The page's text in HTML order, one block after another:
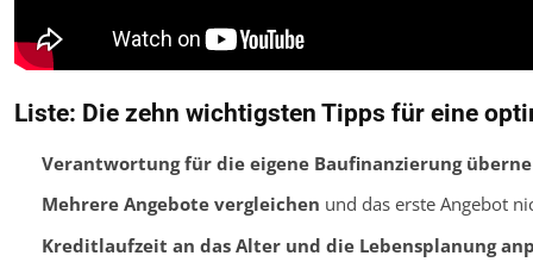
Liste: Die zehn wichtigsten Tipps für eine
Verantwortung für die eigene Baufinanzierung
Mehrere Angebote vergleichen und das erste Angebot
Kreditlaufzeit an das Alter und die Lebensplanung